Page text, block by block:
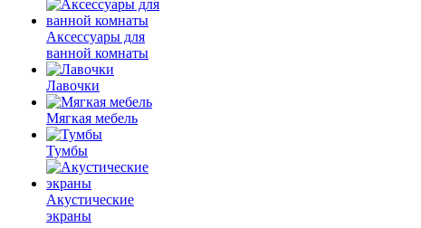
Аксессуары для
ванной комнаты
Лавочки
Мягкая мебель
Тумбы
Акустические
экраны